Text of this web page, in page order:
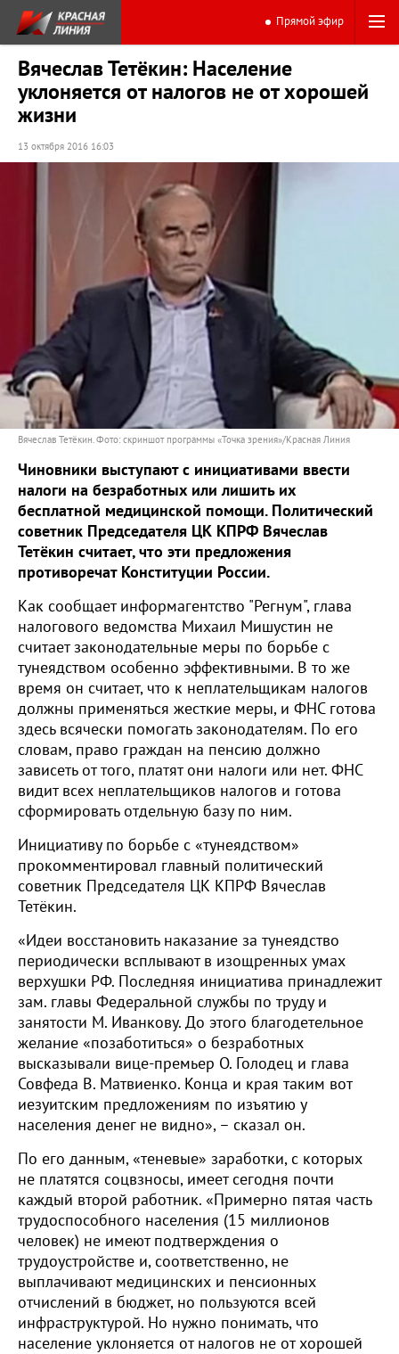
Прямой эфир
Вячеслав Тетёкин: Население
уклоняется от налогов не от хорошей
жизни
13 октября 2016 16:03
Вячеслав Тетёкин. Фото: скриншот программы «Точка зрения»/Красная Линия
Чиновники выступают с инициативами ввести
налоги на безработных или лишить их
бесплатной медицинской помощи. Политический
советник Председателя ЦК КПРФ Вячеслав
Тетёкин считает, что эти предложения
противоречат Конституции России.
Как сообщает информагентство "Регнум", глава
налогового ведомства Михаил Мишустин не
считает законодательные меры по борьбе с
тунеядством особенно эффективными. В то же
время он считает, что к неплательщикам налогов
должны применяться жесткие меры, и ФНС готова
здесь всячески помогать законодателям. По его
словам, право граждан на пенсию должно
зависеть от того, платят они налоги или нет. ФНС
видит всех неплательщиков налогов и готова
сформировать отдельную базу по ним.
Инициативу по борьбе с «тунеядством»
прокомментировал главный политический
советник Председателя ЦК КПРФ Вячеслав
Тетёкин.
«Идеи восстановить наказание за тунеядство
периодически всплывают в изощренных умах
верхушки РФ. Последняя инициатива принадлежит
зам. главы Федеральной службы по труду и
занятости М. Иванкову. До этого благодетельное
желание «позаботиться» о безработных
высказывали вице-премьер О. Голодец и глава
Совфеда В. Матвиенко. Конца и края таким вот
иезуитским предложениям по изъятию у
населения денег не видно», – сказал он.
По его данным, «теневые» заработки, с которых
не платятся соцвзносы, имеет сегодня почти
каждый второй работник. «Примерно пятая часть
трудоспособного населения (15 миллионов
человек) не имеют подтверждения о
трудоустройстве и, соответственно, не
выплачивают медицинских и пенсионных
отчислений в бюджет, но пользуются всей
инфраструктурой. Но нужно понимать, что
население уклоняется от налогов не от хорошей